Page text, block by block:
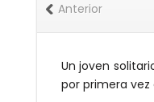
Anterior
Un joven
por primera vez